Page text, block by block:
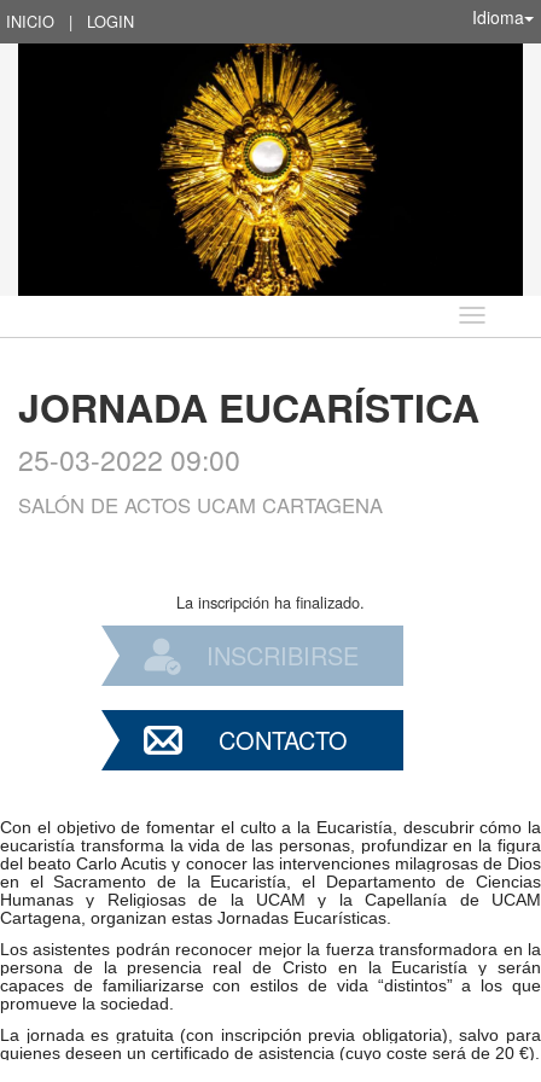
INICIO | LOGIN Idioma
Idioma
JORNADA EUCARÍSTICA
25-03-2022 09:00
SALÓN DE ACTOS UCAM CARTAGENA
La inscripción ha finalizado.
INSCRIBIRSE
CONTACTO
Con el objetivo de fomentar el culto a la Eucaristía, descubrir cómo la
eucaristía transforma la vida de las personas, profundizar en la figura
del beato Carlo Acutis y conocer las intervenciones milagrosas de Dios
en el Sacramento de la Eucaristía, el Departamento de Ciencias
Humanas y Religiosas de la UCAM y la Capellanía de UCAM
Cartagena, organizan estas Jornadas Eucarísticas.
Los asistentes podrán reconocer mejor la fuerza transformadora en la
persona de la presencia real de Cristo en la Eucaristía y serán
capaces de familiarizarse con estilos de vida “distintos” a los que
promueve la sociedad.
La jornada es gratuita (con inscripción previa obligatoria), salvo para
quienes deseen un certificado de asistencia (cuyo coste será de 20 €).